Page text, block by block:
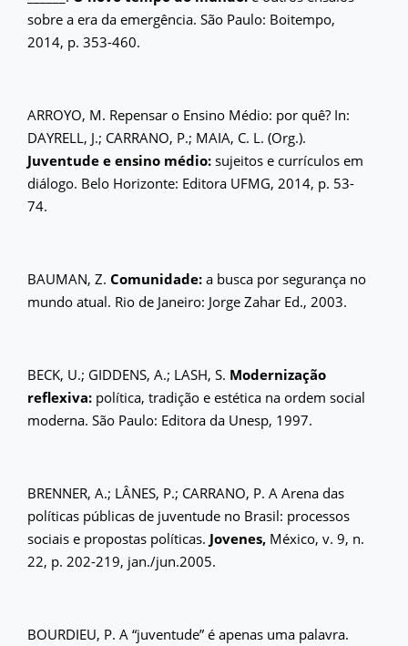
sobre a era da emergência. São Paulo: Boitempo,
2014, p. 353-460.
ARROYO, M. Repensar o Ensino Médio: por quê? In:
DAYRELL, J.; CARRANO, P.; MAIA, C. L. (Org.).
Juventude e ensino médio: sujeitos e currículos em
diálogo. Belo Horizonte: Editora UFMG, 2014, p. 53-
74.
BAUMAN, Z. Comunidade: a busca por segurança no
mundo atual. Rio de Janeiro: Jorge Zahar Ed., 2003.
BECK, U.; GIDDENS, A.; LASH, S. Modernização
reflexiva: política, tradição e estética na ordem social
moderna. São Paulo: Editora da Unesp, 1997.
BRENNER, A.; LÂNES, P.; CARRANO, P. A Arena das
políticas públicas de juventude no Brasil: processos
sociais e propostas políticas. Jovenes, México, v. 9, n.
22, p. 202-219, jan./jun.2005.
BOURDIEU, P. A “juventude” é apenas uma palavra.